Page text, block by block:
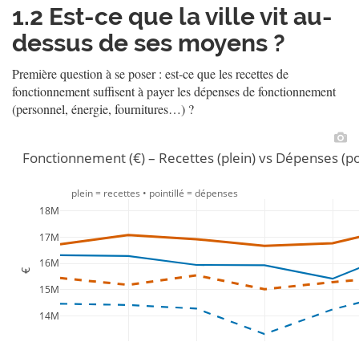
1.2 Est-ce que la ville vit au-
dessus de ses moyens ?
Première question à se poser : est-ce que les recettes de
fonctionnement suffisent à payer les dépenses de fonctionnement
(personnel, énergie, fournitures…) ?
14M
15M
16M
17M
18M
Fonctionnement (€) – Recettes (plein) vs Dépenses
€
plein = recettes • pointillé = dépenses